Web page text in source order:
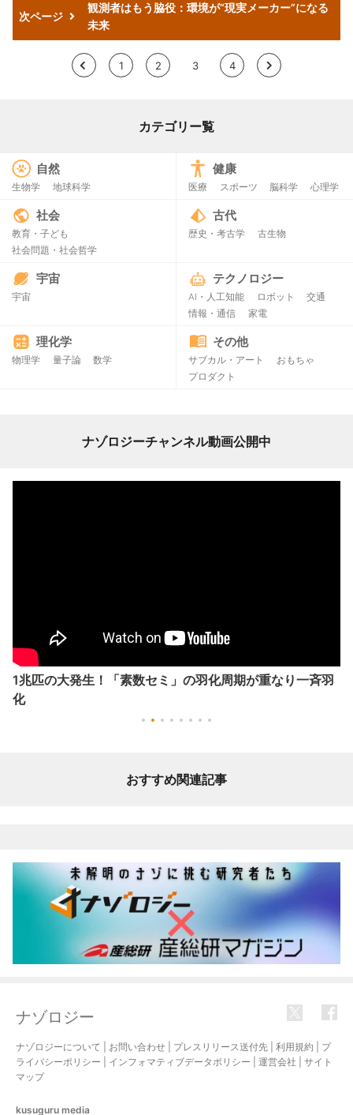
次ページ
観測者はもう脇役：環境が“現実メーカー”になる
未来
< 1 2 3 4 >
カテゴリー覧
自然
生物学 地球科学
健康
医療 スポーツ 脳科学 心理学
社会
教育・子ども
社会問題・社会哲学
古代
歴史・考古学 古生物
宇宙
宇宙
テクノロジー
AI・人工知能 ロボット
交通
情報・通信
家電
理化学
物理学 量子論 数学
その他
サブカル・アート
おもちゃ
プロダクト
ナゾロジーチャンネル動画公開中
1兆匹の大発生！「素数セミ」の羽化周期が重なり一斉羽
化
おすすめ関連記事
ナゾロジー
ナゾロジーについて お問い合わせ プレスリリース送付先 利用規約
プ
ライバシーポリシー
インフォマティブデータポリシー 運営会社
サイト
マップ
kusuguru media